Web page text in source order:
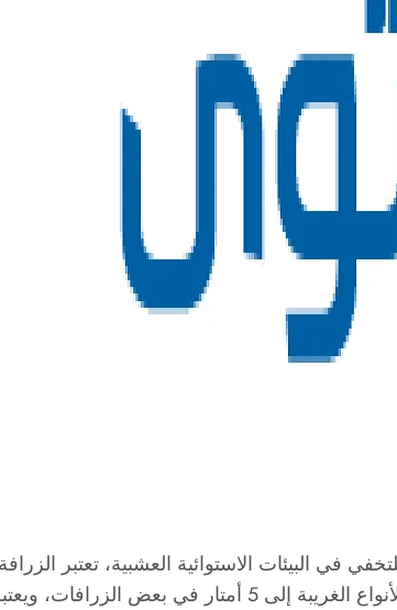
في البيئات الاستوائية العشبية، تعتبر
حيث يمكن أن يصل ارتفاع هذه الأنواع